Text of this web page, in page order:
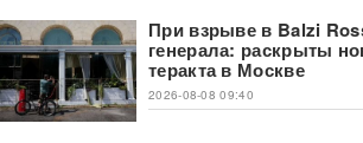
При взрыве в Balzi
генерала: раскрыты
теракта в Москве
2026-08-08 09:40